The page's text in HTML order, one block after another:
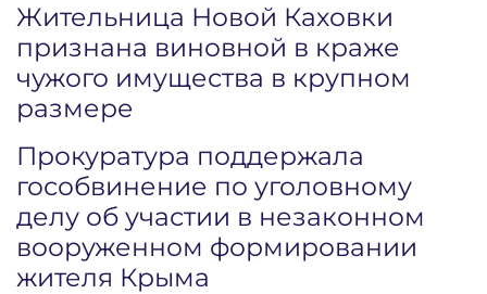
Жительница Новой Каховки
признана виновной в краже
чужого имущества в крупном
размере
Прокуратура поддержала
гособвинение по уголовному
делу об участии в незаконном
вооруженном формировании
жителя Крыма